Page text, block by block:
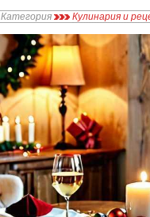
Категория Кулинария и